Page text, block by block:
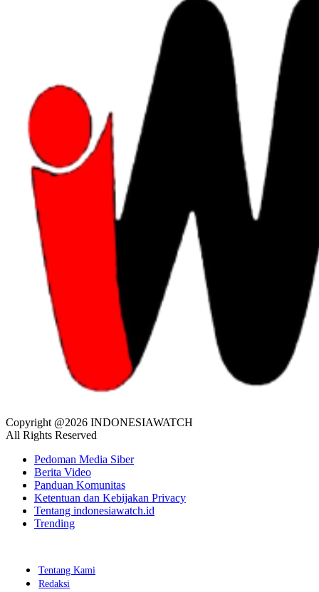
Copyright @2026 INDONESIAWATCH
All Rights Reserved
Pedoman Media Siber
Berita Video
Panduan Komunitas
Ketentuan dan Kebijakan Privacy
Tentang indonesiawatch.id
Trending
Tentang Kami
Redaksi